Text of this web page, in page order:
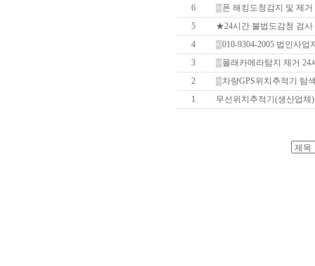
6
▒폰 해킹도청감지 및 제거
5
★24시간 불법도감청 검사
4
▒010-9304-2005 법인사업
3
▒몰래카메라탐지 제거 24
2
▒차량GPS위치추적기 탐
1
무선위치추적기(생산업체